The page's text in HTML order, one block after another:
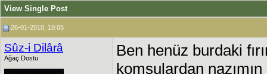
View Single Post
26-01-2010, 18:05
Sûz-i Dilârâ
Ağaç Dostu
Ben henüz burdaki
komşulardan